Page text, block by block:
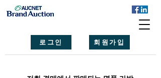
로그인 회원가입